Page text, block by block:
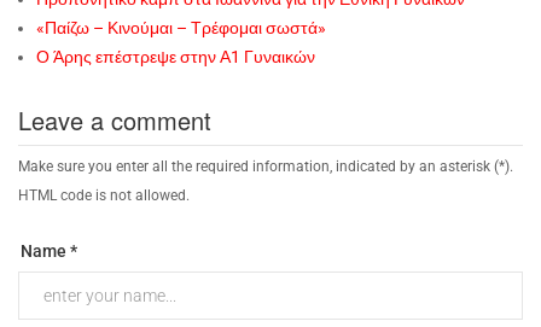
«Παίζω – Κινούμαι – Τρέφομαι σωστά»
Ο Άρης επέστρεψε στην Α1 Γυναικών
Leave a comment
Make sure you enter all the required information, indicated by an asterisk (*).
HTML code is not allowed.
Name *